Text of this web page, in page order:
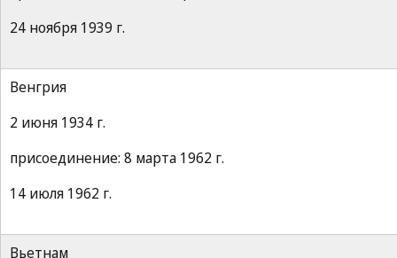
24 ноября 1939 г.
Венгрия
2 июня 1934 г.
присоединение: 8 марта 1962 г.
14 июля 1962 г.
Вьетнам